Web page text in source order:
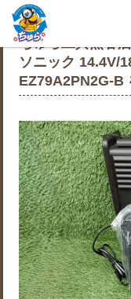
ちゅら工具熊谷
ソニック 14.4V/
EZ79A2PN2G-B